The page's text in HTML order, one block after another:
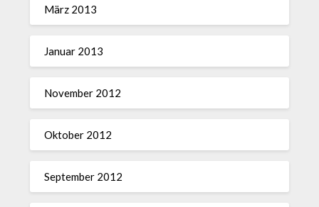
März 2013
Januar 2013
November 2012
Oktober 2012
September 2012